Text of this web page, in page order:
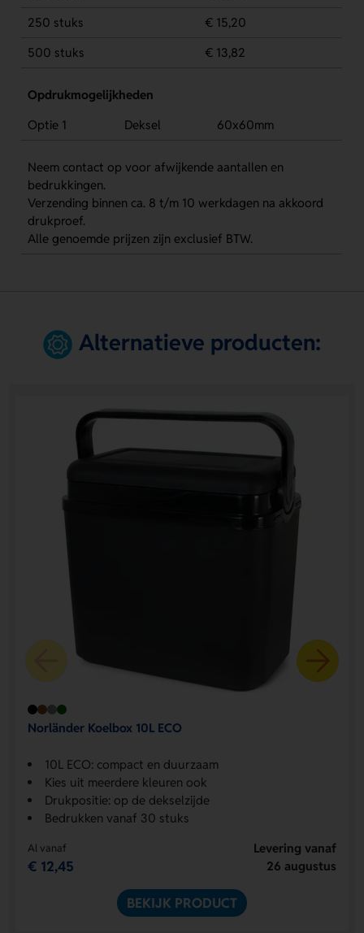
250 stuks
€ 15,20
500 stuks
€ 13,82
Opdrukmogelijkheden
Optie 1
Deksel 60x60mm
Neem contact op voor afwijkende aantallen en
bedrukkingen.
Verzending binnen ca. 8 t/m 10 werkdagen na akkoord
drukproef.
Alle genoemde prijzen zijn exclusief BTW.
Alternatieve producten:
Norländer Koelbox 10L ECO
10L ECO: compact en duurzaam
Kies uit meerdere kleuren ook
Drukpositie: op de dekselzijde
Bedrukken vanaf 30 stuks
Al vanaf
€ 12,45
Levering vanaf
26 augustus
BEKIJK PRODUCT